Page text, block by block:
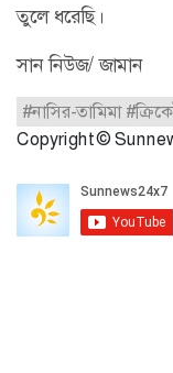
তুলে ধরেছি।
সান নিউজ/ জামান
#নাসির-তামিমা
Copyright ©